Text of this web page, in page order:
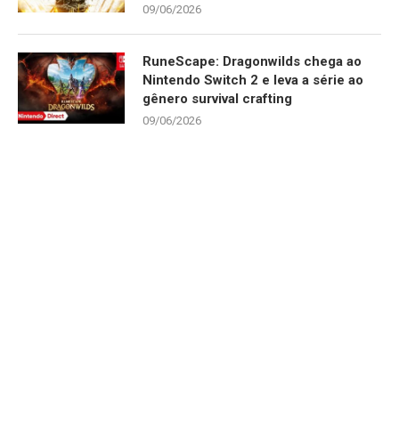
09/06/2026
RuneScape: Dragonwilds chega ao
Nintendo Switch 2 e leva a série ao
gênero survival crafting
09/06/2026